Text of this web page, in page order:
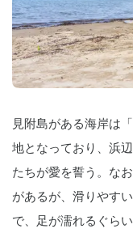
見附島がある海岸は「
地となっており、浜
たちが愛を誓う。な
があるが、滑りやす
で、足が濡れるぐら